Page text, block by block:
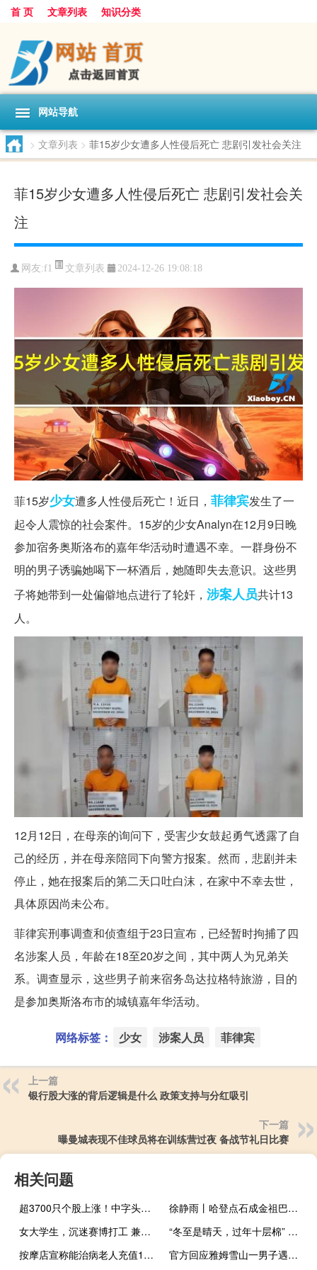
首 页 文章列表 知识分类
网站导航
> 文章列表 > 菲15岁少女遭多人性侵后死亡 悲剧引发社会关注
菲15岁少女遭多人性侵后死亡 悲剧引发社会关
注
网友:f1 文章列表 2024-12-26 19:08:18
菲15岁少女遭多人性侵后死亡！近日， 菲律宾发生了一
起令人震惊的社会案件。15岁的少女Analyn在12月9日晚
参加宿务奥斯洛布的嘉年华活动时遭遇不幸。一群身份不
明的男子诱骗她喝下一杯酒后，她随即失去意识。这些男
子将她带到一处偏僻地点进行了轮奸， 涉案人员共计13
人。
12月12日，在母亲的询问下，受害少女鼓起勇气透露了自
己的经历，并在母亲陪同下向警方报案。然而，悲剧并未
停止，她在报案后的第二天口吐白沫，在家中不幸去世，
具体原因尚未公布。
菲律宾刑事调查和侦查组于23日宣布，已经暂时拘捕了四
名涉案人员，年龄在18至20岁之间，其中两人为兄弟关
系。调查显示，这些男子前来宿务岛达拉格特旅游，目的
是参加奥斯洛布市的城镇嘉年华活动。
网络标签： 少女 涉案人员 菲律宾
上一篇
银行股大涨的背后逻辑是什么 政策支持与分红吸引
下一篇
曝曼城表现不佳球员将在训练营过夜 备战节礼日比赛
相关问题
超3700只个股上涨！中字头国资股大涨，这个概念股火了 脑机接口概念爆发
徐静雨丨哈登点石成金祖巴茨化身明星中锋 快船掘金激战正酣
女大学生，沉迷赛博打工 兼职四份工的虚拟狂欢
“冬至是晴天，过年十层棉” 春节冷吗？ 农谚预测天气
按摩店宣称能治病老人充值10余万 商家：她自己想买贵的！
官方回应雅姆雪山一男子遇难 家属已对接政府处理